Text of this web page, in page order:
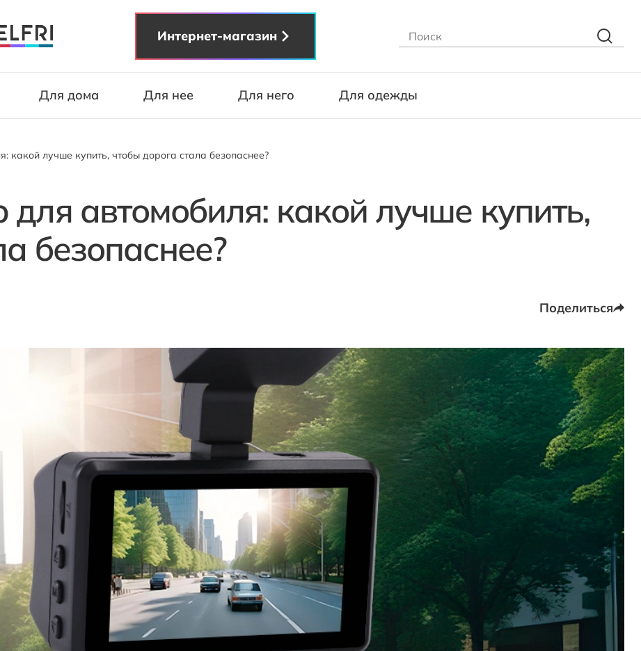
Интернет-магазин
Для дома Для нее Для него Для одежды
какой лучше купить, чтобы дорога стала безопаснее?
для автомобиля: какой лучше купить,
безопаснее?
Поделиться